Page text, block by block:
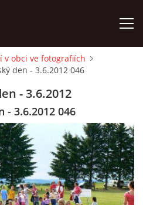
|Print|Updated: 2026-08-01 Up ↑
v obci ve fotografiích
den - 3.6.2012 046
- 3.6.2012
- 3.6.2012 046